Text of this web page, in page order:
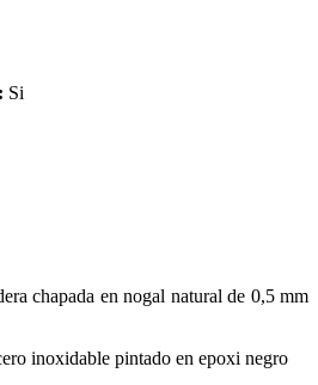
Si
chapada en nogal natural de 0,5 mm
inoxidable pintado en epoxi negro